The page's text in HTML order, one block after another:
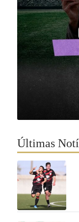
Últimas